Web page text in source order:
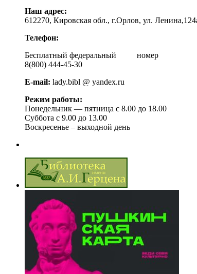
Наш адрес:
612270, Кировская обл., г.Орлов, ул.
Телефон:
Бесплатный федеральный номер
8(800) 444-45-30
E-mail: lady.bibl @ yandex.ru
Режим работы:
Понедельник — пятница с 8.00 до 18.00
Суббота с 9.00 до 13.00
Воскресенье – выходной день